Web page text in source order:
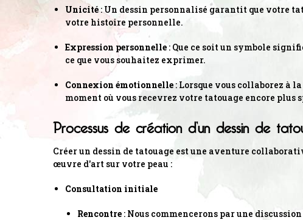
Unicité: Un dessin personnalisé garantit que votre
votre histoire personnelle.
Expression personnelle : Que ce soit un symbole
ce que vous souhaitez exprimer.
Connexion émotionnelle : Lorsque vous collaborez à
moment où vous recevrez votre tatouage encore plus
Processus de création d’un dessin de
Créer un dessin de tatouage est une aventure
œuvre d'art sur votre peau :
Consultation initiale
Rencontre : Nous commencerons par une